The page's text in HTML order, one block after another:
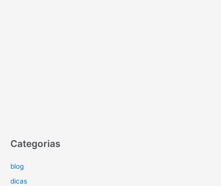
Categorias
blog
dicas